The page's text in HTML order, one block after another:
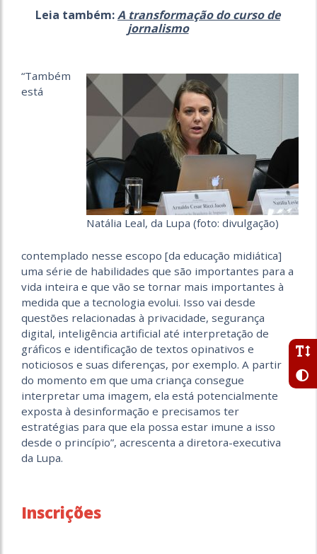
Leia também:A transformação do curso de
jornalismo
Natália Leal, da Lupa (foto: divulgação)
“Também
está
contemplado nesse escopo [da educação midiática]
uma série de habilidades que são importantes para a
vida inteira e que vão se tornar mais importantes à
medida que a tecnologia evolui. Isso vai desde
questões relacionadas à privacidade, segurança
digital, inteligência artificial até interpretação de
gráficos e identificação de textos opinativos e
noticiosos e suas diferenças, por exemplo. A partir
do momento em que uma criança consegue
interpretar uma imagem, ela está potencialmente
exposta à desinformação e precisamos ter
estratégias para que ela possa estar imune a isso
desde o princípio”, acrescenta a diretora-executiva
da Lupa.
Inscrições